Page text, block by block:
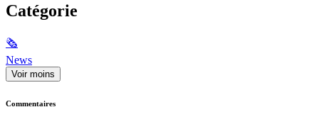
Catégorie
🗞
News
Voir moins
Commentaires